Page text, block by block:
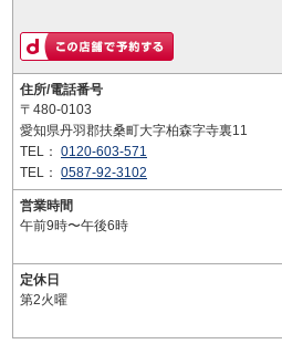
住所/電話番号
〒480-0103
愛知県丹羽郡扶桑町大字柏森字寺裏11
TEL： 0120-603-571
TEL： 0587-92-3102
営業時間
午前9時〜午後6時
定休日
第2火曜